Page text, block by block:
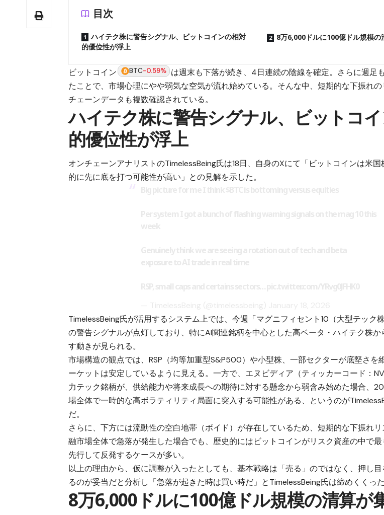
目次
ハイテク株に警告シグナル、ビットコインの相対
的優位性が浮上
8万6,000ドルに100億ドル規模の
ビットコイン BTC-0.59% は週末も下落が続き、4日連続の陰線を確定。さらに週足
たことで、市場心理にやや弱気な空気が流れ始めている。そんな中、短期的な下振れ
チェーンデータも複数確認されている。
ハイテク株に警告シグナル、ビットコ
的優位性が浮上
オンチェーンアナリストのTimelessBeing氏は18日、自身のXにて「ビットコインは米
的に先に底を打つ可能性が高い」との見解を示した。
TimelessBeing氏が活用するシステム上では、今週「マグニフィセント10（大型テック
の警告シグナルが点灯しており、特にAI関連銘柄を中心とした高ベータ・ハイテク株
す動きが見られる。
市場構造の観点では、RSP（均等加重型S&P500）や小型株、一部セクターが底堅さを
ーケットは安定しているように見える。一方で、エヌビディア（ティッカーコード：
力テック銘柄が、供給能力や将来成長への期待に対する懸念から弱含み始めた場合、
場全体で一時的な高ボラティリティ局面に突入する可能性がある、というのが
だ。
さらに、下方には流動性の空白地帯（ボイド）が存在しているため、短期的な下振れ
融市場全体で急落が発生した場合でも、歴史的にはビットコインがリスク資産の中で最
先行して反発するケースが多い。
以上の理由から、仮に調整が入ったとしても、基本戦略は「売る」のではなく、押し目
るのが妥当だと分析し「急落が起きた時は買い時だ」とTimelessBeing氏は締めくくった
8万6,000ドルに100億ドル規模の清算が